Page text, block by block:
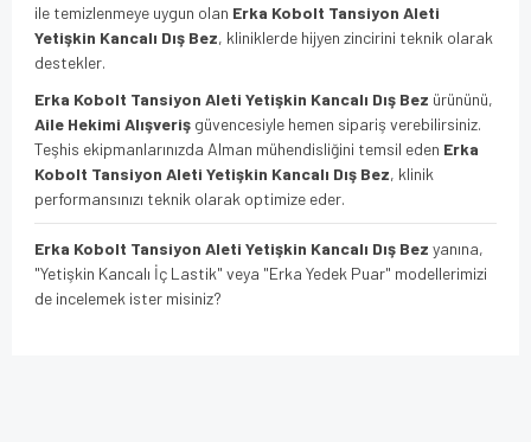
ile temizlenmeye uygun olan Erka Kobolt Tansiyon Aleti
Yetişkin Kancalı Dış Bez, kliniklerde hijyen zincirini teknik olarak
destekler.
Erka Kobolt Tansiyon Aleti Yetişkin Kancalı Dış Bez ürününü,
Aile Hekimi Alışveriş güvencesiyle hemen sipariş verebilirsiniz.
Teşhis ekipmanlarınızda Alman mühendisliğini temsil eden Erka
Kobolt Tansiyon Aleti Yetişkin Kancalı Dış Bez, klinik
performansınızı teknik olarak optimize eder.
Erka Kobolt Tansiyon Aleti Yetişkin Kancalı Dış Bez yanına,
"Yetişkin Kancalı İç Lastik" veya "Erka Yedek Puar" modellerimizi
de incelemek ister misiniz?